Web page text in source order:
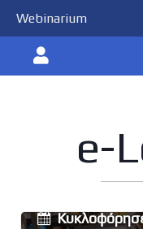
e-
Webinarium